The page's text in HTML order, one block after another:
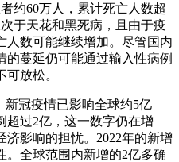
约60万人，累计死亡人数超
于天花和黑死病，且由于疫
人数可能继续增加。尽管国内
蔓延仍可能通过输入性病例
放松。
新冠疫情已影响全球约5亿
超过2亿，这一数字仍在增
影响的担忧。2022年的新增
。全球范围内新增的2亿多确